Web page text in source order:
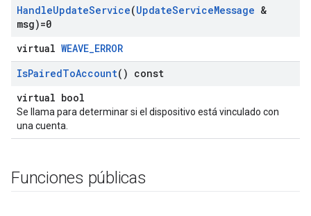
HandleUpdateService(UpdateServiceMessage &
msg)=0
virtual WEAVE_ERROR
IsPairedToAccount() const
virtual bool
Se llama para determinar si el dispositivo está vinculado con
una cuenta.
Funciones públicas